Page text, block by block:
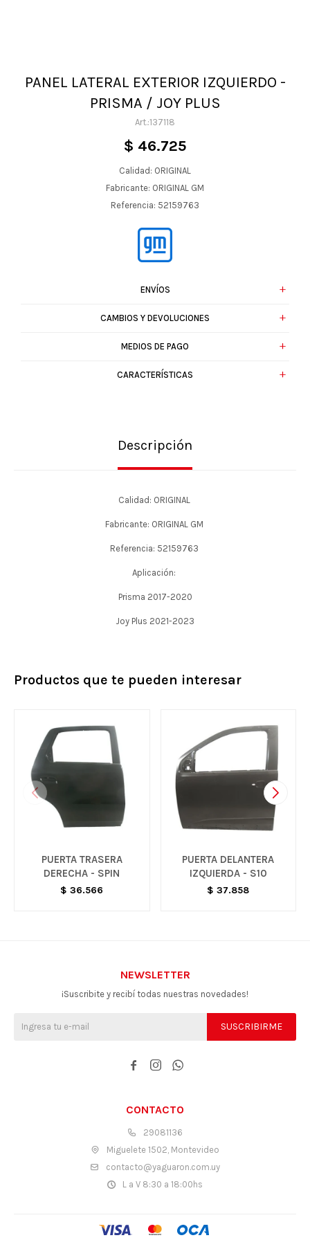
PANEL LATERAL EXTERIOR IZQUIERDO -
PRISMA / JOY PLUS
137118
$ 46.725
Calidad: ORIGINAL
Fabricante: ORIGINAL GM
Referencia: 52159763
ENVÍOS
CAMBIOS Y DEVOLUCIONES
MEDIOS DE PAGO
CARACTERÍSTICAS
Descripción
Calidad: ORIGINAL
Fabricante: ORIGINAL GM
Referencia: 52159763
Aplicación:
Prisma 2017-2020
Joy Plus 2021-2023
Productos que te pueden interesar
PUERTA TRASERA
DERECHA - SPIN
$ 36.566
PUERTA DELANTERA
IZQUIERDA - S10
$ 37.858
CONTACTO
29081136
Miguelete 1502, Montevideo
contacto@yaguaron.com.uy
L a V 8:30 a 18:00hs
NEWSLETTER
¡Suscribite y recibí todas nuestras novedades!
SUSCRIBIRME
  